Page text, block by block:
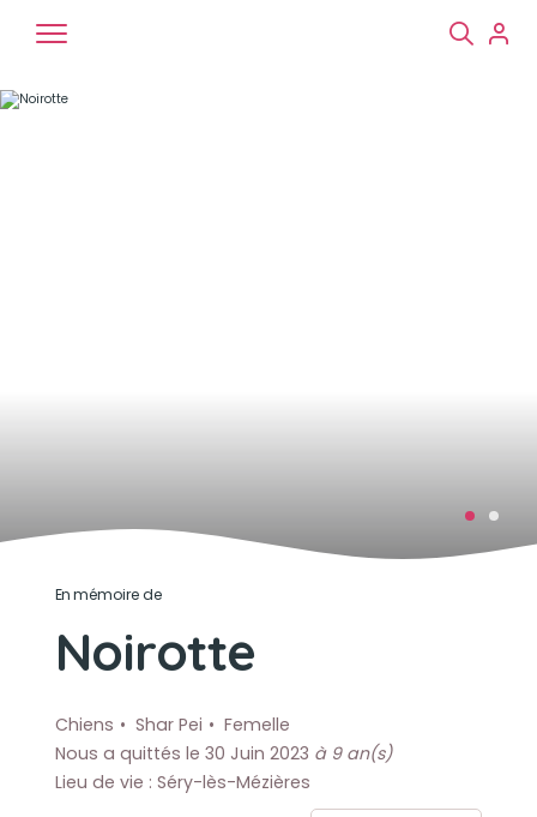
En mémoire de
Noirotte
Chiens Shar Pei
Femelle
Nous a quittés le 30 Juin 2023 à 9 an(s)
Lieu de vie : Séry-lès-Mézières